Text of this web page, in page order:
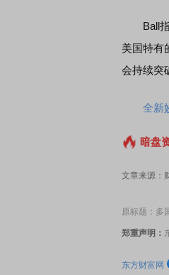
Ball指
美国特有
会持续突
全新
暗盘
文章来源：
原标题：多
郑重声明：
东方财富网